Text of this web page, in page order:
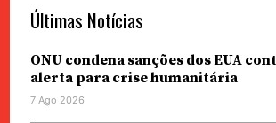
Últimas Notícias
ONU condena sanções dos EUA
alerta para crise humanitária
7 Ago 2026